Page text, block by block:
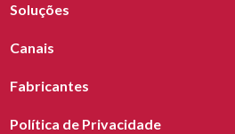
Soluções
Canais
Fabricantes
Política de Privacidade